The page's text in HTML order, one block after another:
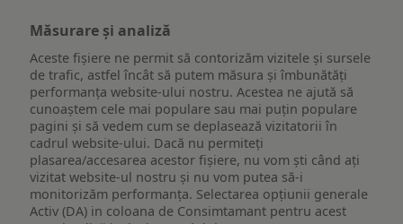
Măsurare și analiză
Aceste fișiere ne permit să contorizăm vizitele și sursele
de trafic, astfel încât să putem măsura și îmbunătăți
performanța website-ului nostru. Acestea ne ajută să
cunoaștem cele mai populare sau mai puțin populare
pagini și să vedem cum se deplasează vizitatorii în
cadrul website-ului. Dacă nu permiteți
plasarea/accesarea acestor fișiere, nu vom ști când ați
vizitat website-ul nostru și nu vom putea să-i
monitorizăm performanța. Selectarea opțiunii generale
Activ (DA) in coloana de Consimtamant pentru acest